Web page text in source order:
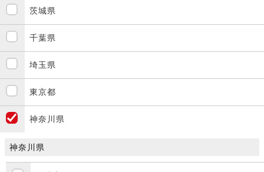
茨城県
千葉県
埼玉県
東京都
神奈川県
神奈川県